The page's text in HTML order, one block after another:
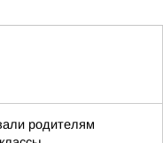
родителям